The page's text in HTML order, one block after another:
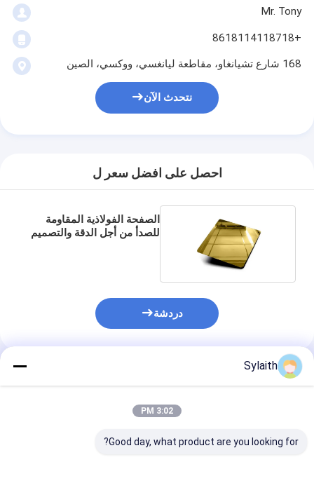
Mr. Tony
+8618114118718
168 شارع تشيانغاو، مقاطعة ليانغسي، ووكسي، الصين
نتحدث الآن
احصل على افضل سعر ل
الصفحة الفولاذية المقاومة
للصدأ من أجل الدقة والتصميم
دردشة
المنتجات الموصى بها
Sylaith
3:02 PM
Good day, what product are you looking for?